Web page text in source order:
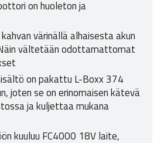
on huoleton ja
värinällä alhaisesta akun
vältetään odottamattomat
on pakattu L-Boxx 374
joten se on erinomaisen kätevä
ja kuljettaa mukana
kuuluu FC4000 18V laite,